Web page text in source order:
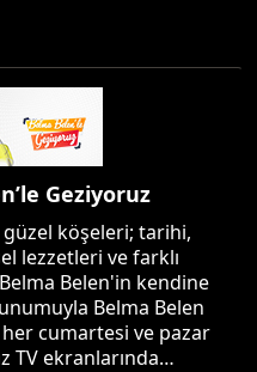
Geziyoruz
köşeleri; tarihi,
lezzetleri ve farklı
Belen'in kendine
Belma Belen
cumartesi ve pazar
TV ekranlarında…